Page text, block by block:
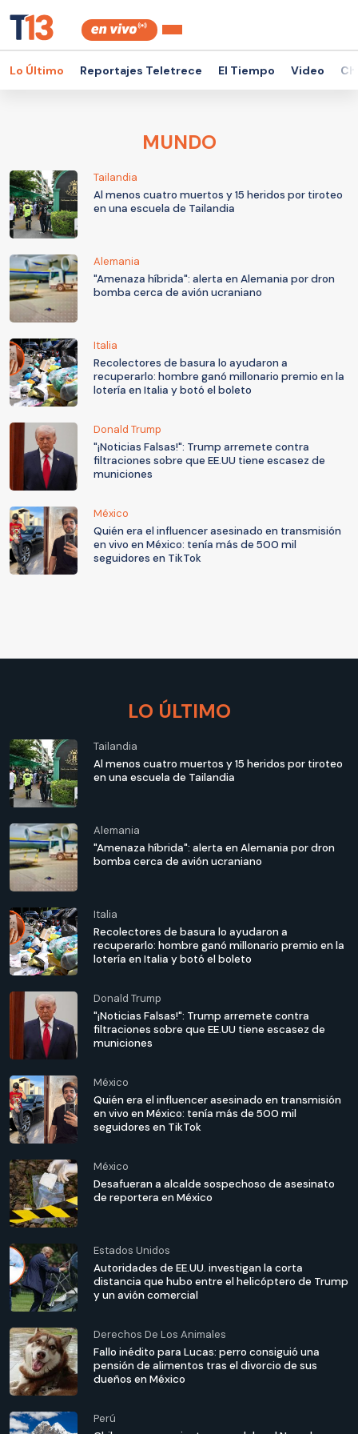
Lo Último Reportajes Teletrece El Tiempo Video
MUNDO
Tailandia
Al menos cuatro muertos y 15 heridos por tiroteo
en una escuela de Tailandia
Alemania
"Amenaza híbrida": alerta en Alemania por dron
bomba cerca de avión ucraniano
Italia
Recolectores de basura lo ayudaron a
recuperarlo: hombre ganó millonario premio en la
lotería en Italia y botó el boleto
Donald Trump
"¡Noticias Falsas!": Trump arremete contra
filtraciones sobre que EE.UU tiene escasez de
municiones
México
Quién era el influencer asesinado en transmisión
en vivo en México: tenía más de 500 mil
seguidores en TikTok
LO ÚLTIMO
Tailandia
Al menos cuatro muertos y 15 heridos por tiroteo
en una escuela de Tailandia
Alemania
"Amenaza híbrida": alerta en Alemania por dron
bomba cerca de avión ucraniano
Italia
Recolectores de basura lo ayudaron a
recuperarlo: hombre ganó millonario premio en la
lotería en Italia y botó el boleto
Donald Trump
"¡Noticias Falsas!": Trump arremete contra
filtraciones sobre que EE.UU tiene escasez de
municiones
México
Quién era el influencer asesinado en transmisión
en vivo en México: tenía más de 500 mil
seguidores en TikTok
México
Desafueran a alcalde sospechoso de asesinato
de reportera en México
Estados Unidos
Autoridades de EE.UU. investigan la corta
distancia que hubo entre el helicóptero de Trump
y un avión comercial
Derechos De Los Animales
Fallo inédito para Lucas: perro consiguió una
pensión de alimentos tras el divorcio de sus
dueños en México
Perú